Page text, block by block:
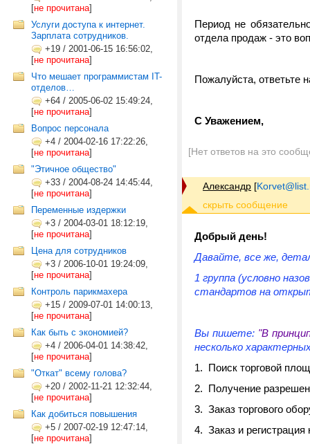
[не прочитана]
Услуги доступа к интернет.
Зарплата сотрудников.
+19 / 2001-06-15 16:56:02,
[не прочитана]
Что мешает программистам IT-
отделов…
+64 / 2005-06-02 15:49:24,
[не прочитана]
Вопрос персонала
+4 / 2004-02-16 17:22:26,
[не прочитана]
"Этичное общество"
+33 / 2004-08-24 14:45:44,
[не прочитана]
Переменные издержки
+3 / 2004-03-01 18:12:19,
[не прочитана]
Цена для сотрудников
+3 / 2006-10-01 19:24:09,
[не прочитана]
Контроль парикмахера
+15 / 2009-07-01 14:00:13,
[не прочитана]
Как быть с экономией?
+4 / 2006-04-01 14:38:42,
[не прочитана]
"Откат" всему голова?
+20 / 2002-11-21 12:32:44,
[не прочитана]
Как добиться повышения
+5 / 2007-02-19 12:47:14,
[не прочитана]
Период не
отдела продаж - это
Пожалуйста, ответьте
С Уважением,
[Нет ответов на это
Александр [
Добрый день!
Давайте, все же,
1 группа (условно
стандартов на
Вы пишете: "В
несколько
1. Поиск торговой
2. Получение
3. Заказ торгового
4. Заказ и